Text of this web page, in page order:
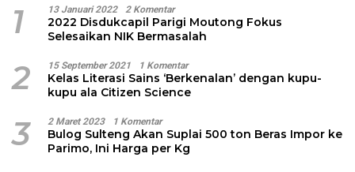
1 13 Januari 2022 2 Komentar
2022 Disdukcapil Parigi Moutong Fokus
Selesaikan NIK Bermasalah
2 15 September 2021 1 Komentar
Kelas Literasi Sains ‘Berkenalan’ dengan kupu-
kupu ala Citizen Science
3 2 Maret 2023 1 Komentar
Bulog Sulteng Akan Suplai 500 ton Beras Impor ke
Parimo, Ini Harga per Kg